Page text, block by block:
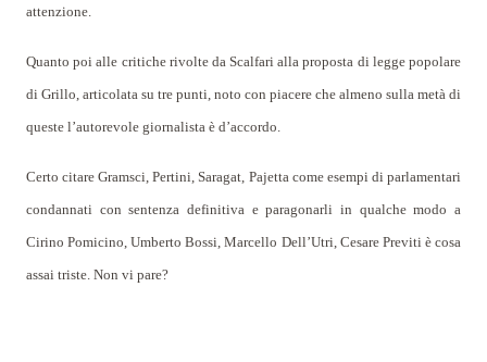
attenzione.
Quanto poi alle critiche rivolte da Scalfari alla proposta di legge popolare
di Grillo, articolata su tre punti, noto con piacere che almeno sulla metà di
queste l’autorevole giornalista è d’accordo.
Certo citare Gramsci, Pertini, Saragat, Pajetta come esempi di parlamentari
condannati con sentenza definitiva e paragonarli in qualche modo a
Cirino Pomicino, Umberto Bossi,Marcello Dell’Utri, Cesare Previti è cosa
assai triste. Non vi pare?